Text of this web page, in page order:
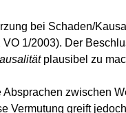
bei Schaden/
1/2003). Der
plausibel zu
Absprachen zwischen
Vermutung greift jedoch